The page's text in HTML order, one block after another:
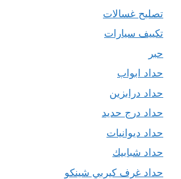
تصليح غسالات
تكييف سيارات
حبر
حداد ابواب
حداد درابزين
حداد درج حديد
حداد ديوانيات
حداد شبابيك
حداد غرف كيربي شينكو